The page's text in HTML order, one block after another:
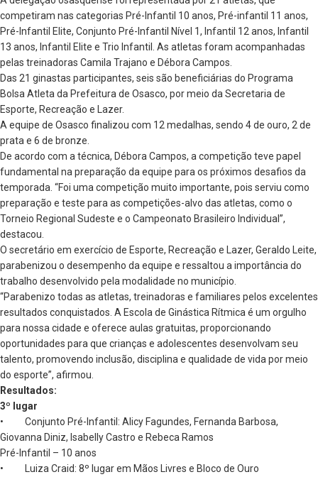
competiram nas categorias Pré-Infantil 10 anos, Pré-infantil 11 anos,
Pré-Infantil Elite, Conjunto Pré-Infantil Nível 1, Infantil 12 anos, Infantil
13 anos, Infantil Elite e Trio Infantil. As atletas foram acompanhadas
pelas treinadoras Camila Trajano e Débora Campos.
Das 21 ginastas participantes, seis são beneficiárias do Programa
Bolsa Atleta da Prefeitura de Osasco, por meio da Secretaria de
Esporte, Recreação e Lazer.
A equipe de Osasco finalizou com 12 medalhas, sendo 4 de ouro, 2 de
prata e 6 de bronze.
De acordo com a técnica, Débora Campos, a competição teve papel
fundamental na preparação da equipe para os próximos desafios da
temporada. “Foi uma competição muito importante, pois serviu como
preparação e teste para as competições-alvo das atletas, como o
Torneio Regional Sudeste e o Campeonato Brasileiro Individual”,
destacou.
O secretário em exercício de Esporte, Recreação e Lazer, Geraldo Leite,
parabenizou o desempenho da equipe e ressaltou a importância do
trabalho desenvolvido pela modalidade no município.
“Parabenizo todas as atletas, treinadoras e familiares pelos excelentes
resultados conquistados. A Escola de Ginástica Rítmica é um orgulho
para nossa cidade e oferece aulas gratuitas, proporcionando
oportunidades para que crianças e adolescentes desenvolvam seu
talento, promovendo inclusão, disciplina e qualidade de vida por meio
do esporte”, afirmou.
Resultados:
3º lugar
• Conjunto Pré-Infantil: Alicy Fagundes, Fernanda Barbosa,
Giovanna Diniz, Isabelly Castro e Rebeca Ramos
Pré-Infantil – 10 anos
• Luiza Craid: 8º lugar em Mãos Livres e Bloco de Ouro